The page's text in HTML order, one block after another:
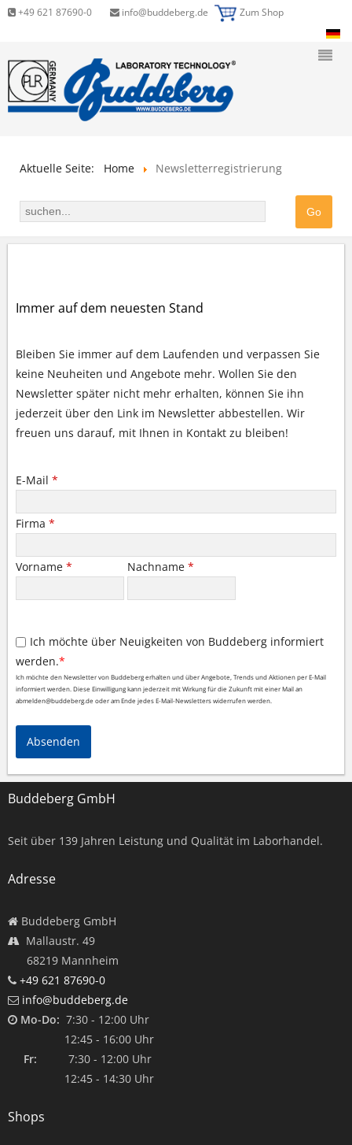
+49 621 87690-0 info@buddeberg.de Zum Shop
Aktuelle Seite: Home Newsletterregistrierung
Immer auf dem neuesten Stand
Bleiben Sie immer auf dem Laufenden und verpassen Sie
keine Neuheiten und Angebote mehr. Wollen Sie den
Newsletter später nicht mehr erhalten, können Sie ihn
jederzeit über den Link im Newsletter abbestellen. Wir
freuen uns darauf, mit Ihnen in Kontakt zu bleiben!
E-Mail *
Firma *
Vorname * Nachname *
Ich möchte über Neuigkeiten von Buddeberg informiert
werden.*
Ich möchte den Newsletter von Buddeberg erhalten und über Angebote, Trends und Aktionen per E-Mail
informiert werden. Diese Einwilligung kann jederzeit mit Wirkung für die Zukunft mit einer Mail an
abmelden@buddeberg.de oder am Ende jedes E-Mail-Newsletters widerrufen werden.
Absenden
Buddeberg GmbH
Seit über 139 Jahren Leistung und Qualität im Laborhandel.
Adresse
Buddeberg GmbH
Mallaustr. 49
68219 Mannheim
+49 621 87690-0
info@buddeberg.de
Mo-Do: 7:30 - 12:00 Uhr
12:45 - 16:00 Uhr
Fr: 7:30 - 12:00 Uhr
12:45 - 14:30 Uhr
Shops